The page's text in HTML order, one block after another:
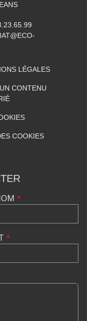
LÉGALES
CONTENU
COOKIES
*
*